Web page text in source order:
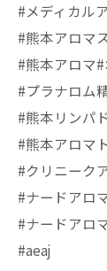
#メディカル
#熊本アロマ
#熊本アロマ
#プラナロム
#熊本リンパ
#熊本アロマ
#クリニーク
#ナードアロ
#ナードアロ
#aeaj